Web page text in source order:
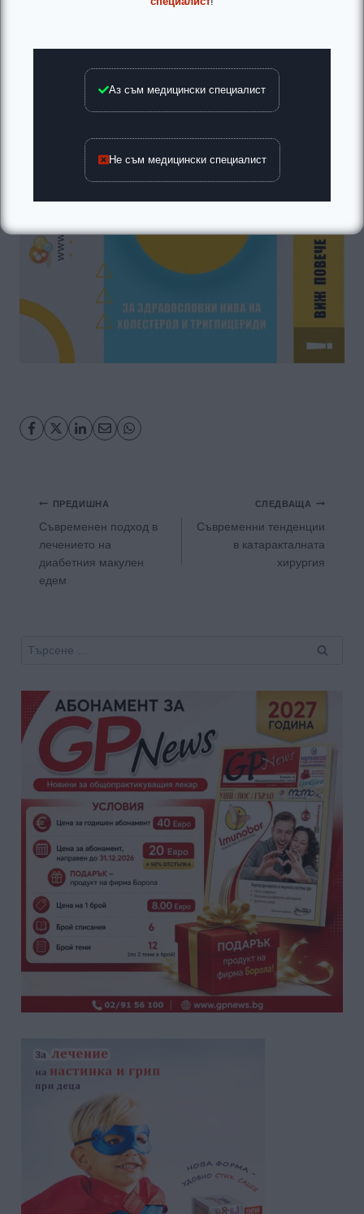
Навигация
ПРЕДИШНА
Съвременен подход в
лечението на
диабетния макулен
едем
СЛЕДВАЩА
Съвременни тенденции
в катаракталната
хирургия
Търсене
Аз съм медицински специалист
Не съм медицински специалист